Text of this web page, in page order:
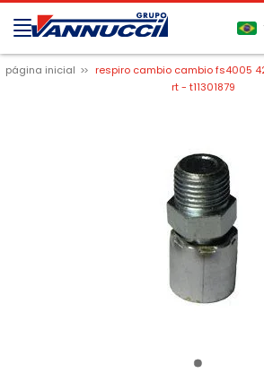
página inicial
respiro cambio cambio fs4005
rt - t11301879